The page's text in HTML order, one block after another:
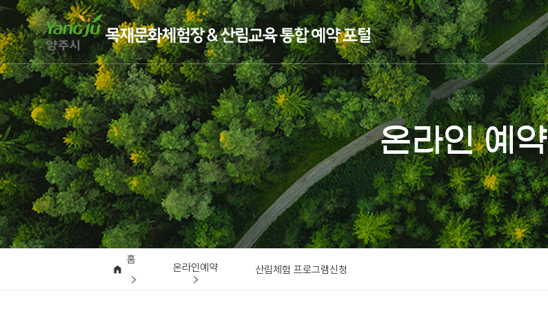
온라인 예약
홈
온라인예약 산림체험 프로그램신청